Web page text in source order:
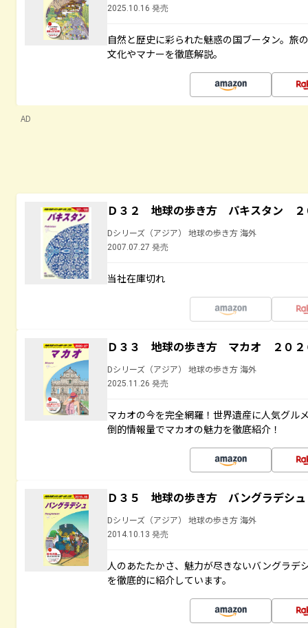
2025.10.16 発売
自然と歴史に彩られた魅惑の国ブータン。旅
文化やマナーを徹底解説。
AD
Ｄ３２ 地球の歩き方 パキスタン ２
Dシリーズ（アジア） 地球の歩き方 海外
2007.07.27 発売
当社在庫切れ
Ｄ３３ 地球の歩き方 マカオ ２０２
Dシリーズ（アジア） 地球の歩き方 海外
2025.11.26 発売
マカオの今を完全網羅！世界遺産に人気グル
倒的情報量でマカオの魅力を徹底紹介！
Ｄ３５ 地球の歩き方 バングラデシ
Dシリーズ（アジア） 地球の歩き方 海外
2014.10.13 発売
人のあたたかさ、魅力が尽きないバングラデ
を徹底的に紹介しています。